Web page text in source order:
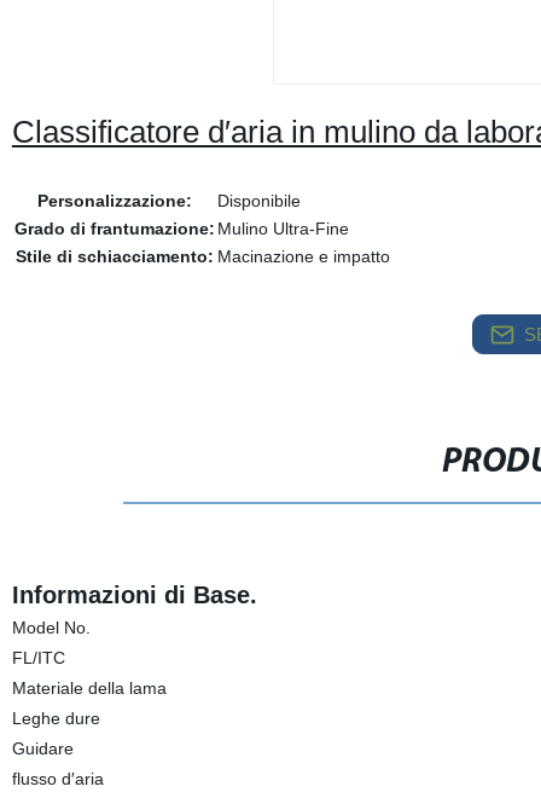
Classificatore d′aria in mulino da
Personalizzazione:
Disponibile
Grado di frantumazione: Mulino Ultra-Fine
Stile di schiacciamento: Macinazione e impatto
Informazioni di Base.
Model No.
FL/ITC
Materiale della lama
Leghe dure
Guidare
flusso d′aria